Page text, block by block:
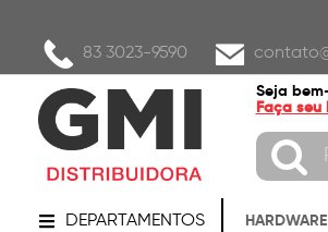
83 3023-9590
Seja
Faça seu
DEPARTAMENTOS HARDWARE